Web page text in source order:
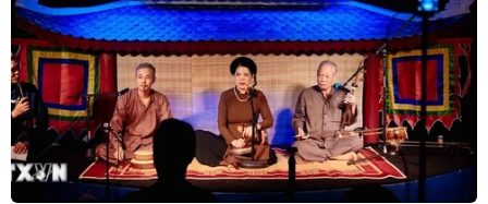
thuộc phần lớn vào đối tác OpenAI
06/08/2026 06:31
Tây Ninh: Tạo điều kiện hình thành
doanh nghiệp công nghệ chiến lược